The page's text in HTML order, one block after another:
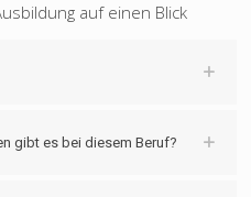
auf einen Blick
gibt es bei diesem Beruf?